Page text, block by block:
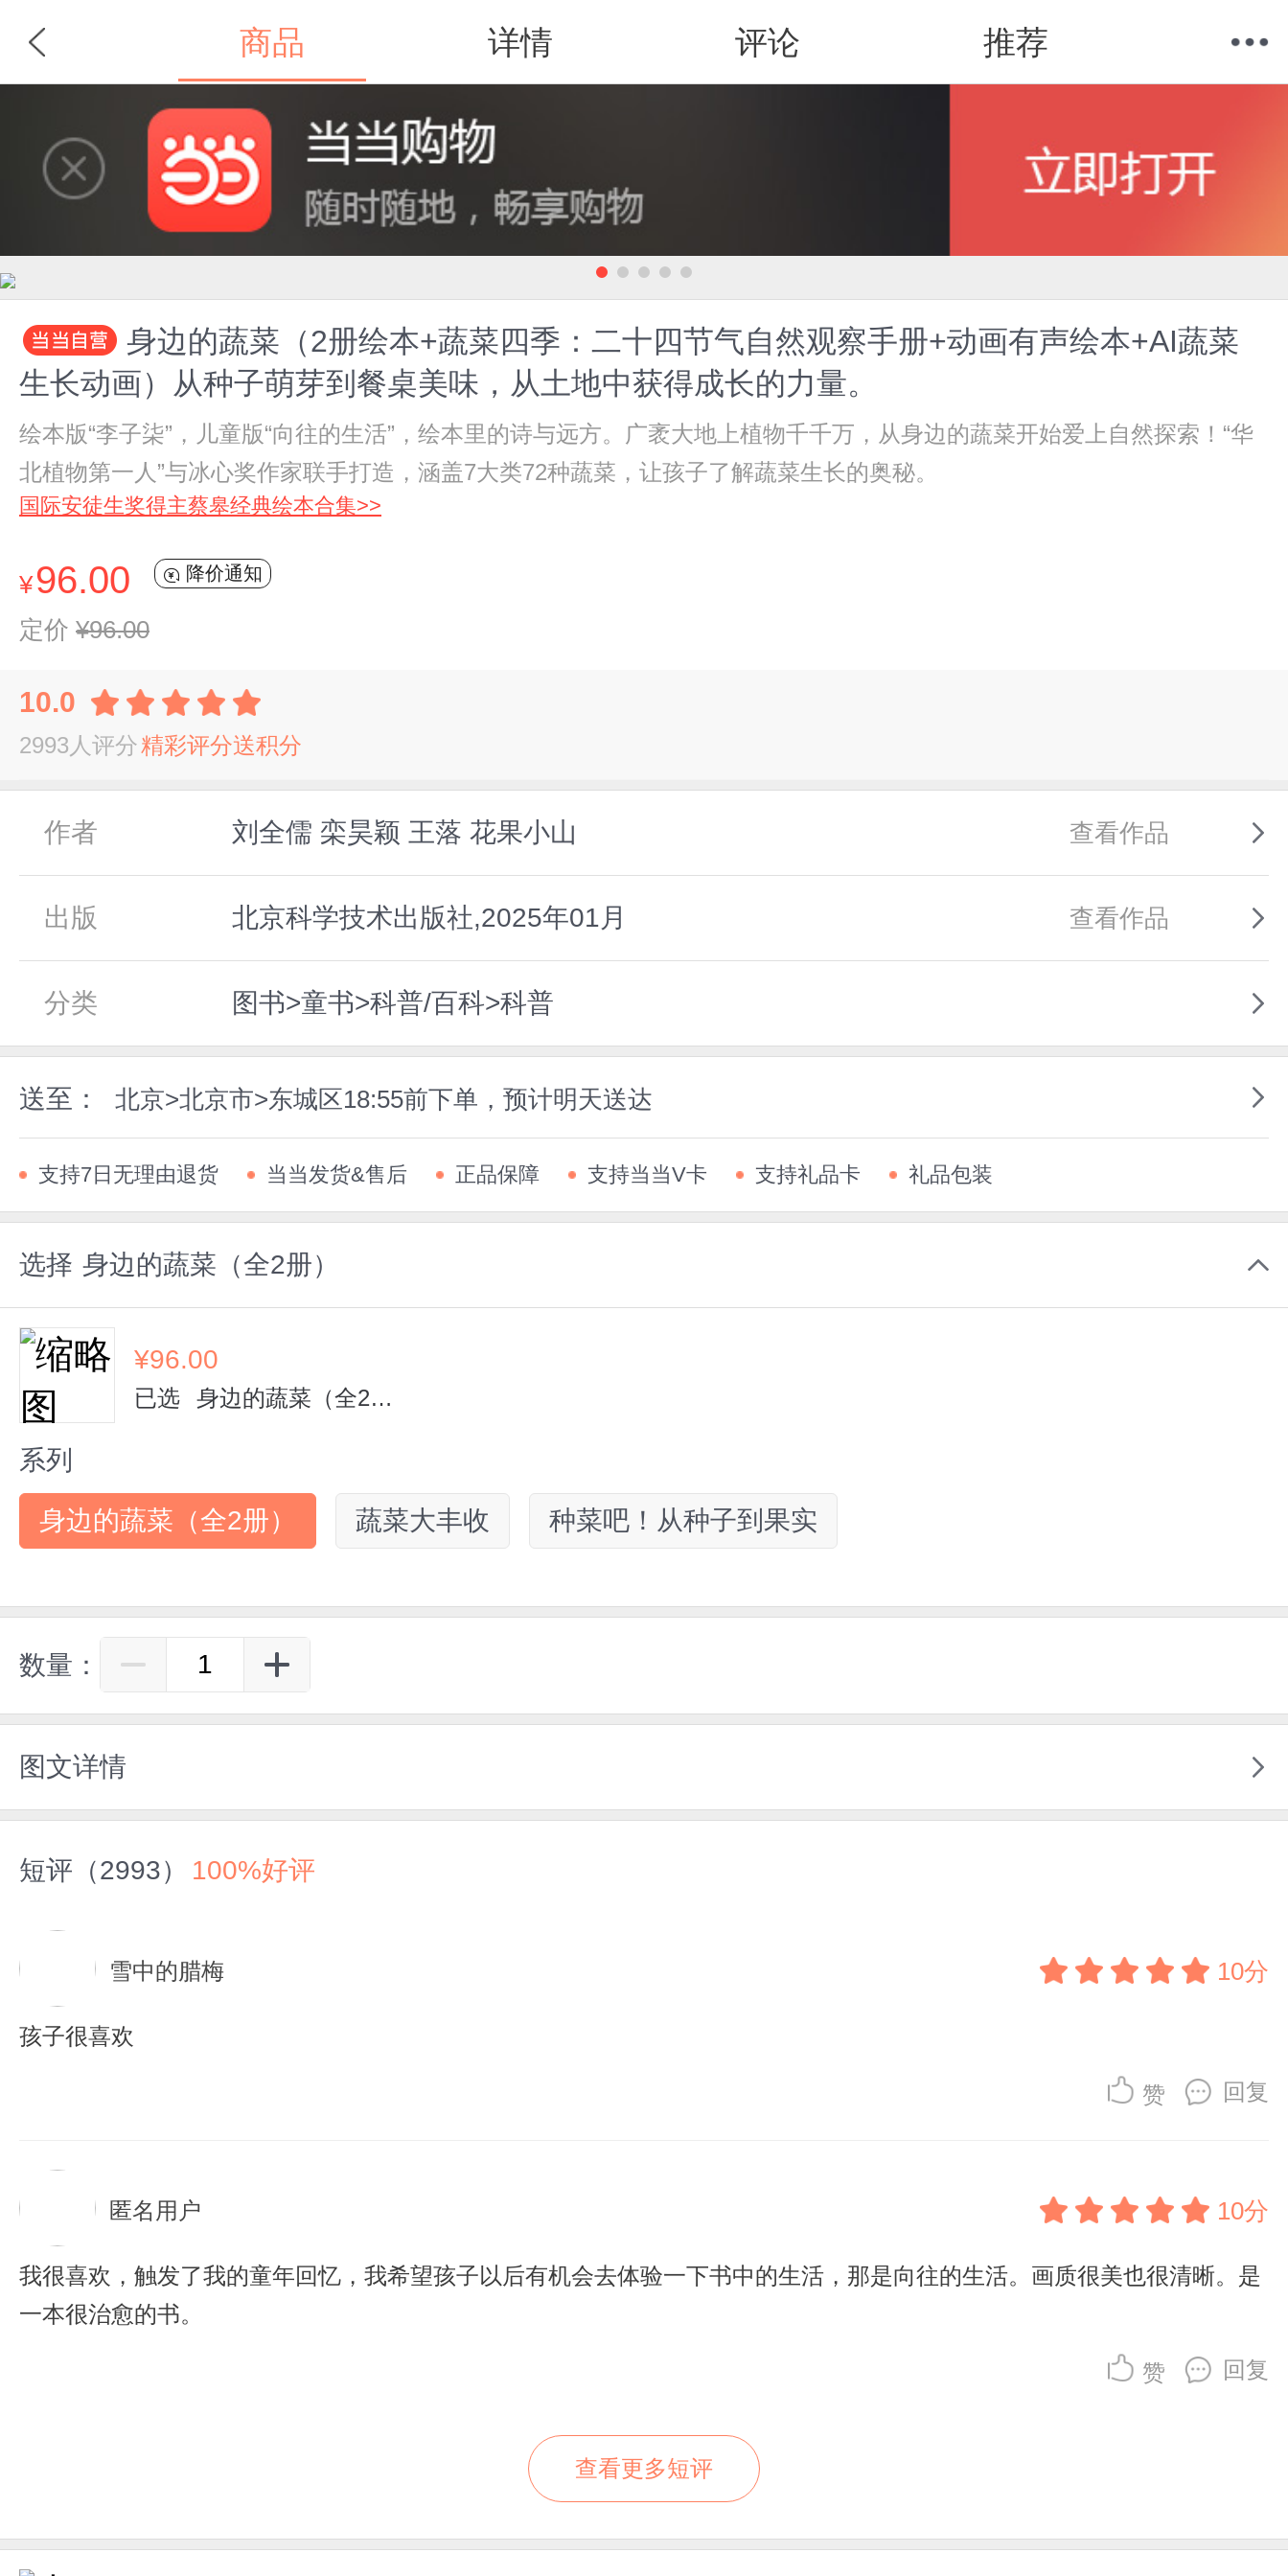
商品 详情 评论 推荐
分类 我的当当
身边的蔬菜（2册绘本+蔬菜四季：二十四节气自然观察手册+动画有声绘本+AI蔬菜
生长动画）从种子萌芽到餐桌美味，从土地中获得成长的力量。
绘本版“李子柒”，儿童版“向往的生活”，绘本里的诗与远方。广袤大地上植物千千万，从身边的蔬菜开始爱上自然探索！“华
北植物第一人”与冰心奖作家联手打造，涵盖7大类72种蔬菜，让孩子了解蔬菜生长的奥秘。
国际安徒生奖得主蔡皋经典绘本合集>>
¥96.00 降价通知
定价 ¥96.00
10.0
2993人评分精彩评分送积分
作者 刘全儒 栾昊颖 王落 花果小山 查看作品
出版 北京科学技术出版社,2025年01月 查看作品
分类 图书>童书>科普/百科>科普
送至： 北京>北京市>东城区18:55前下单，预计明天送达
支持7日无理由退货 当当发货&售后 正品保障 支持当当V卡 支持礼品卡 礼品包装
选择 身边的蔬菜（全2册）
¥96.00
已选 身边的蔬菜（全2册）
系列
身边的蔬菜（全2册） 蔬菜大丰收 种菜吧！从种子到果实
数量：
图文详情
短评（2993） 100%好评
雪中的腊梅 10分
孩子很喜欢
回复
赞
匿名用户 10分
我很喜欢，触发了我的童年回忆，我希望孩子以后有机会去体验一下书中的生活，那是向往的生活。画质很美也很清晰。是
一本很治愈的书。
回复
赞
查看更多短评